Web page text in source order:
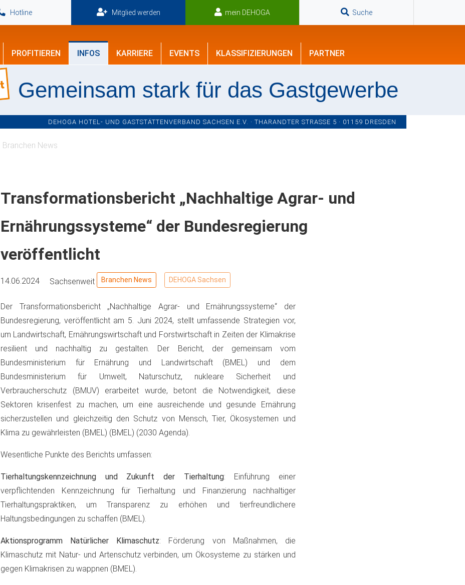
Hotline Mitglied werden mein DEHOGA Suche
PROFITIEREN INFOS KARRIERE EVENTS KLASSIFIZIERUNGEN PARTNER
Gemeinsam stark für das Gastgewerbe
DEHOGA HOTEL- UND GASTSTÄTTENVERBAND SACHSEN E.V. · THARANDTER STRASSE 5 · 01159 DRESDEN
Branchen News
Transformationsbericht „Nachhaltige Agrar- und
Ernährungssysteme“ der Bundesregierung
veröffentlicht
14.06.2024 Sachsenweit Branchen News DEHOGA Sachsen
Der Transformationsbericht „Nachhaltige Agrar- und Ernährungssysteme“ der
Bundesregierung, veröffentlicht am 5. Juni 2024, stellt umfassende Strategien vor,
um Landwirtschaft, Ernährungswirtschaft und Forstwirtschaft in Zeiten der Klimakrise
resilient und nachhaltig zu gestalten. Der Bericht, der gemeinsam vom
Bundesministerium für Ernährung und Landwirtschaft (BMEL) und dem
Bundesministerium für Umwelt, Naturschutz, nukleare Sicherheit und
Verbraucherschutz (BMUV) erarbeitet wurde, betont die Notwendigkeit, diese
Sektoren krisenfest zu machen, um eine ausreichende und gesunde Ernährung
sicherzustellen und gleichzeitig den Schutz von Mensch, Tier, Ökosystemen und
Klima zu gewährleisten​ (BMEL)​​ (BMEL)​​ (2030 Agenda)​.
Wesentliche Punkte des Berichts umfassen:
Tierhaltungskennzeichnung und Zukunft der Tierhaltung: Einführung einer
verpflichtenden Kennzeichnung für Tierhaltung und Finanzierung nachhaltiger
Tierhaltungspraktiken, um Transparenz zu erhöhen und tierfreundlichere
Haltungsbedingungen zu schaffen​ (BMEL)​.
Aktionsprogramm Natürlicher Klimaschutz: Förderung von Maßnahmen, die
Klimaschutz mit Natur- und Artenschutz verbinden, um Ökosysteme zu stärken und
gegen Klimakrisen zu wappnen​ (BMEL)​.